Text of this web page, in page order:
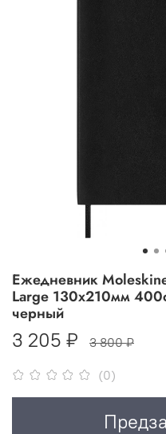
(0)
Ежедневник
Large 130х210мм
черный
3 205 ₽ 3 800 ₽